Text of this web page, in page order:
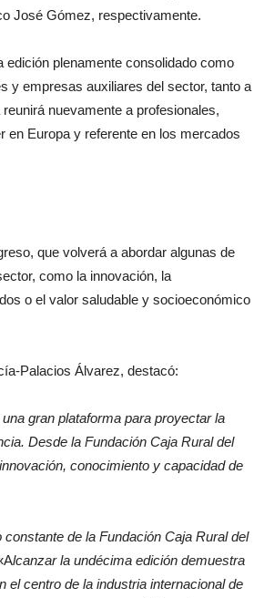
José Gómez, respectivamente.
plenamente consolidado como
y empresas auxiliares del sector, tanto a
nuevamente a profesionales,
Europa y referente en los mercados
que volverá a abordar algunas de
como la innovación, la
o el valor saludable y socioeconómico
Palacios Álvarez, destacó:
gran plataforma para proyectar la
Desde la Fundación Caja Rural del
conocimiento y capacidad de
constante de la Fundación Caja Rural del
lcanzar la undécima edición demuestra
el centro de la industria internacional de